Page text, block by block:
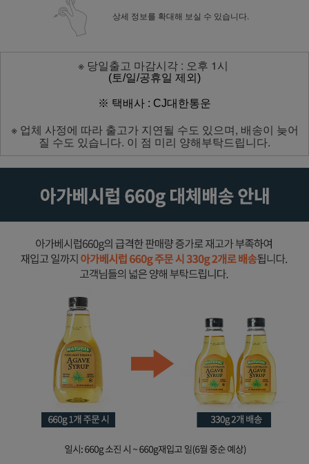
상세 정보를 확대해 보실 수 있습니다.
※ 당일출고 마감시각 : 오후 1시
(토/일/공휴일 제외)
※ 택배사 : CJ대한통운
※ 업체 사정에 따라 출고가 지연될 수도 있으며, 배송이 늦어
질 수도 있습니다. 이 점 미리 양해부탁드립니다.